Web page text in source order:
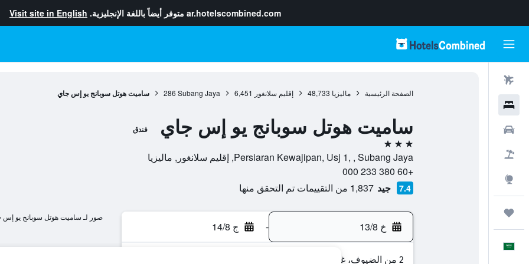
ar.hotelscombined.com متوفر أيضاً باللغة الإنجليزية. Visit site in English
الصفحة الرئيسية ماليزيا 48,733 إقليم سلانغور 6,451
Subang Jaya
286 ساميت هوتل سوبانج يو إس جاي
ساميت هوتل سوبانج يو إس جاي فندق
3 نجوم
Persiaran Kewajipan, Usj 1, , Subang Jaya, إقليم سلانغور, ماليزيا
+60 380 233 000
7.4 جيد 1,837 من التقييمات تم التحقق منها
خ 13/8 - ج 14/8
2 من الضيوف، غرفة واحدة
صور لـ ساميت هوتل سوبانج يو إس